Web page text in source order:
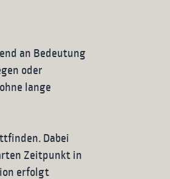
an Bedeutung
oder
lange
Dabei
Zeitpunkt in
erfolgt